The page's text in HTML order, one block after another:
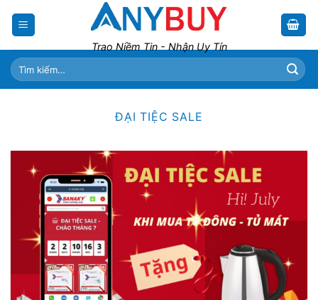
Trao Niềm Tin - Nhận Uy Tín
Tìm
kiếm:
ĐẠI TIỆC SALE